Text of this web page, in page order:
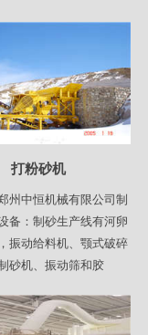
打粉砂机
州中恒机械有限公司制
备：制砂生产线有河卵
振动给料机、颚式破碎
砂机、振动筛和胶